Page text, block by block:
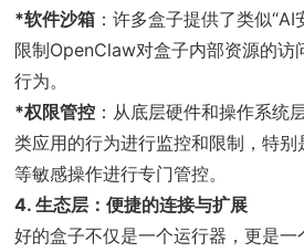
*软件沙箱 ：许多盒子提供了类似
限制OpenClaw对盒子内部资源的访
行为。
*权限管控 ：从底层硬件和操作系统
类应用的行为进行监控和限制，特
等敏感操作进行专门管控。
4. 生态层：便捷的连接与扩展
好的盒子不仅是一个运行器，更是